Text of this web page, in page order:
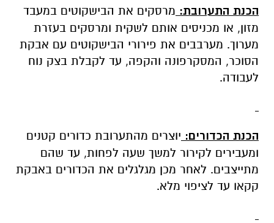
הכנת התערובת: מרסקים את הבישקוטים במעבד
מזון, או מכניסים אותם לשקית ומרסקים בעזרת
מערוך. מערבבים את פירורי הבישקוטים עם אבקת
הסוכר, המסקרפונה והקפה, עד לקבלת בצק נוח
לעבודה.
הכנת הכדורים: יוצרים מהתערובת כדורים קטנים
ומעבירים לקירור למשך שעה לפחות, עד שהם
מתייצבים. לאחר מכן מגלגלים את הכדורים באבקת
קקאו עד לציפוי מלא.